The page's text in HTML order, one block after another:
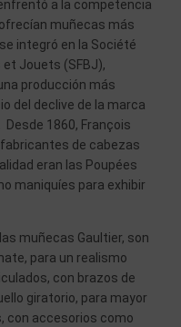
a la competencia
muñecas más
integró en la Société
et Jouets (SFBJ),
producción más
del declive de la marca
1860, François
de cabezas
eran las Poupées
maniquíes para exhibir
muñecas Gaultier, son
para un realismo
con brazos de
giratorio, para mayor
con accesorios como